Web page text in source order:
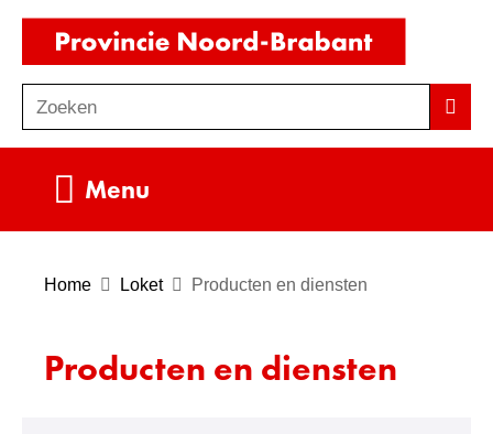
Ga
de
inhoud
o
e
Zoeken
Menu
Home Loket Producten en diensten
Producten en diensten